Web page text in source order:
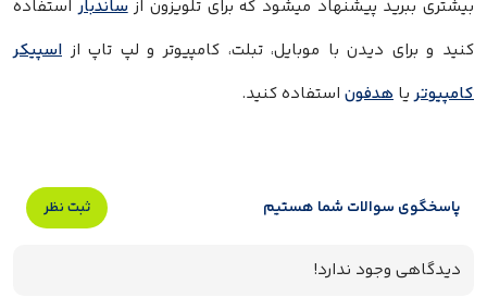
بیشتری ببرید پیشنهاد میشود که برای تلویزون ازساندباراستفاده
کنید و برای دیدن با موبایل، تبلت، کامپیوتر و لپ تاپ از اسپیکر
کامپیوتریا هدفون استفاده کنید.
پاسخگوی سوالات شما هستیم ثبت نظر
دیدگاهی وجود ندارد!